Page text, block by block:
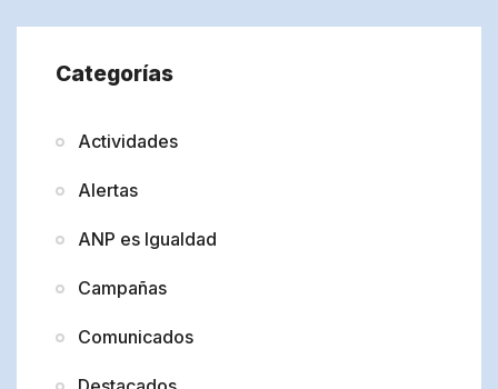
Categorías
Actividades
Alertas
ANP es Igualdad
Campañas
Comunicados